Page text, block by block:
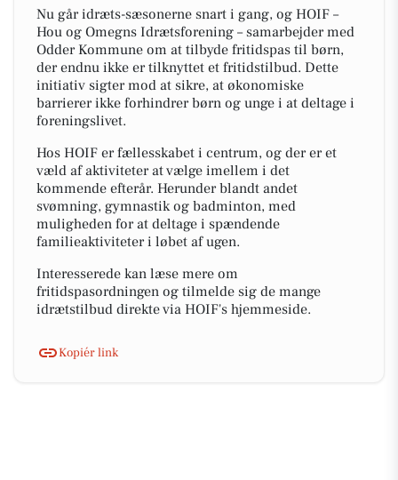
Nu går idræts-sæsonerne snart i gang, og HOIF –
Hou og Omegns Idrætsforening – samarbejder med
Odder Kommune om at tilbyde fritidspas til børn,
der endnu ikke er tilknyttet et fritidstilbud. Dette
initiativ sigter mod at sikre, at økonomiske
barrierer ikke forhindrer børn og unge i at deltage i
foreningslivet.
Hos HOIF er fællesskabet i centrum, og der er et
væld af aktiviteter at vælge imellem i det
kommende efterår. Herunder blandt andet
svømning, gymnastik og badminton, med
muligheden for at deltage i spændende
familieaktiviteter i løbet af ugen.
Interesserede kan læse mere om
fritidspasordningen og tilmelde sig de mange
idrætstilbud direkte via HOIF's hjemmeside.
Kopiér link